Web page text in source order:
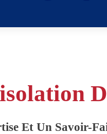
Et Un Savoir-